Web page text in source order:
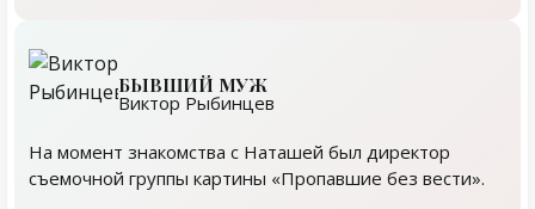
БЫВШИЙ МУЖ
Виктор Рыбинцев
На момент знакомства с Наташей был директор
съемочной группы картины «Пропавшие без вести».